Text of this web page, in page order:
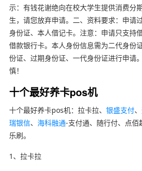
示：有钱花谢绝向在校大学生提供消费分
生，请您放弃申请。二、资料要求：申请
身份证、本人借记卡。注意：申请只支持
借款银行卡。本人身份信息需为二代身份
份证、过期身份证、一代身份证进行申请
慎！
十个最好养卡pos机
十个最好养卡pos机：拉卡拉、 银盛支付、
瑞银信、 海科融通-支付通、随行付、点佰
乐刷。
1、拉卡拉